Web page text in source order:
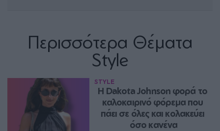
Περισσότερα Θέματα
Style
STYLE
Η Dakota Johnson φορά το
καλοκαιρινό φόρεμα που
πάει σε όλες και κολακεύει
όσο κανένα